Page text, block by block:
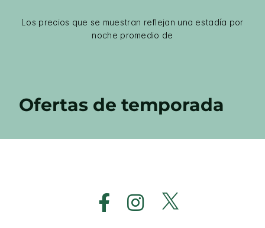
Los precios que se muestran reflejan una estadía por
noche promedio de
Ofertas de temporada